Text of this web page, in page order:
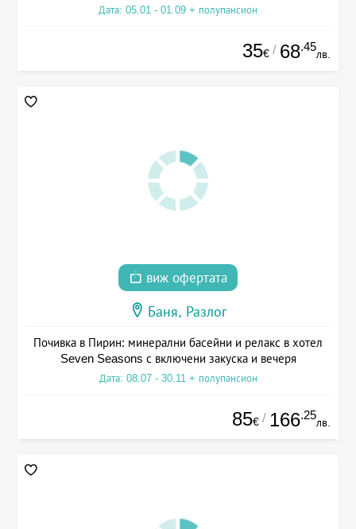
Дата: 05.01 - 01.09 + полупансион
35€ / 68.45
лв.
виж офертата
Баня, Разлог
Почивка в Пирин: минерални басейни и релакс в хотел
Seven Seasons с включени закуска и вечеря
Дата: 08.07 - 30.11 + полупансион
85€ / 166.25
лв.